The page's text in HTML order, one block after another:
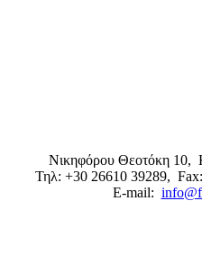
Νικηφόρου Θεοτόκη 10,
Τηλ: +30 26610 39289,
E-mail: